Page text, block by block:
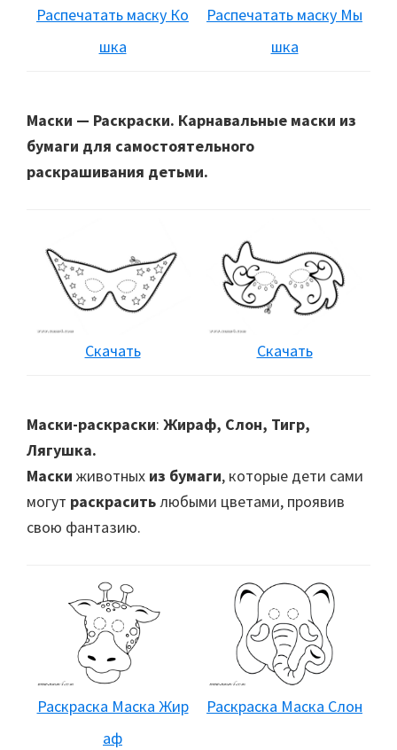
Распечатать маску Ко
шка
Распечатать маску Мы
шка
Маски — Раскраски. Карнавальные маски из
бумаги для самостоятельного
раскрашивания детьми.
Скачать Скачать
Маски-раскраски: Жираф, Слон, Тигр,
Лягушка.
Маски животных из бумаги, которые дети сами
могут раскраситьлюбыми цветами, проявив
свою фантазию.
Раскраска Маска Жир
аф
Раскраска Маска Слон